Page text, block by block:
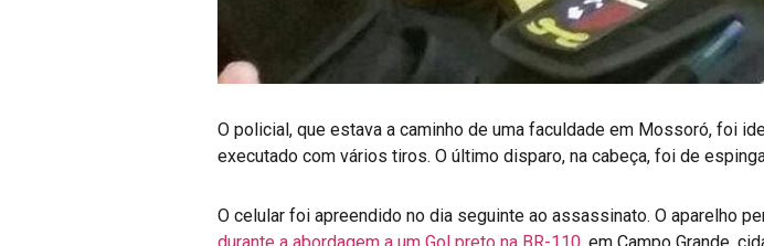
O policial, que estava a caminho de uma faculdade em Mossoró, foi
executado com vários tiros. O último disparo, na cabeça, foi de
O celular foi apreendido no dia seguinte ao assassinato. O aparelho